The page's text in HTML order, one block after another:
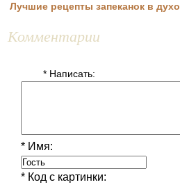
Лучшие рецепты запеканок в
Комментарии
* Написать:
* Имя:
* Код с картинки: